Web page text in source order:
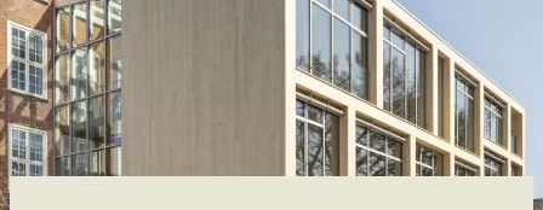
Kildevæld
Kulturcenter